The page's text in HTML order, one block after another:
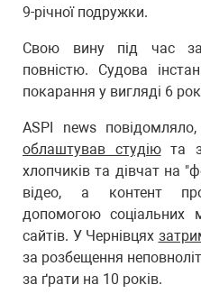
9-річної подружки.
Свою вину під час
повністю. Судова
покарання у вигляді 6
ASPI news
облаштував студіюта
хлопчиків та дівчат на
відео, а контент
допомогою соціальних
сайтів. У Чернівцях
за розбещення
за ґрати на 10 років.